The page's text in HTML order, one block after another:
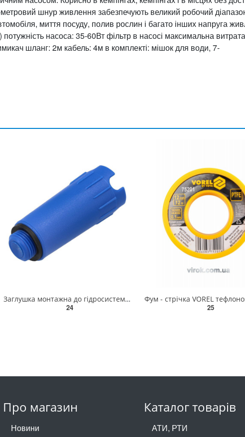
шнур живлення забезпечують великий робочий
миття посуду, полив рослин і багато інших напруга
насоса: 35-60Вт фільтр в насосі максимальна
шланг: 2м кабель: 4м в комплекті: мішок для води, 7-
Заглушка монтажна до гідросистем VOREL Ø= 1/2", синя [20] 54900
24
25
Про магазин
Новини
Каталог товарів
АТИ, РТИ